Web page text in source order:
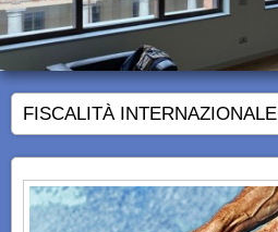
FISCALITÀ INTERNAZIONALE